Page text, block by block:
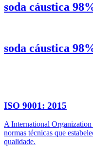
soda cáustica
soda cáustica
ISO 9001: 2015
A International
normas técnicas que
qualidade.